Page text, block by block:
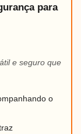
para
e seguro que
o